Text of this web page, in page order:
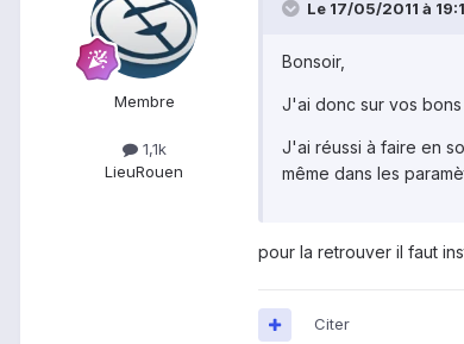
Membre
1,1k
LieuRouen
Le 17/05/2011 à
Bonsoir,
J'ai donc sur vos
J'ai réussi à faire en
même dans les
pour la retrouver il faut
Citer